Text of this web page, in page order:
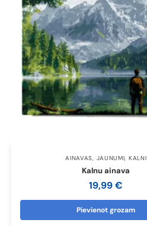
AINAVAS, JAUNUMI, KALNI
Kalnu ainava
19,99€
Pievienot grozam